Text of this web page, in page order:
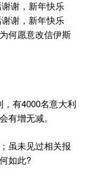
谢，新年快乐
谢，新年快乐
何愿意改信伊斯
，有4000名意大利
有增无减。
虽未见过相关报
如此?